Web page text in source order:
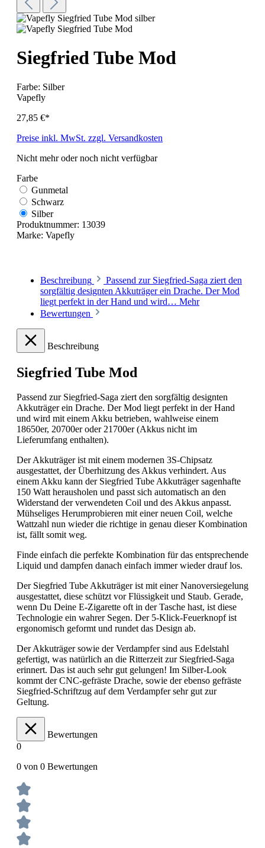
Siegfried Tube Mod
Farbe: Silber
Vapefly
27,85 €*
Preise inkl. MwSt. zzgl. Versandkosten
Nicht mehr oder noch nicht verfügbar
Farbe
Gunmetal
Schwarz
Silber
Produktnummer: 13039
Marke: Vapefly
Beschreibung
Passend zur Siegfried-Saga ziert den
sorgfältig designten Akkuträger ein Drache. Der Mod
liegt perfekt in der Hand und wird… Mehr
Bewertungen
Beschreibung
Siegfried Tube Mod
Passend zur Siegfried-Saga ziert den sorgfältig designten
Akkuträger ein Drache. Der Mod liegt perfekt in der Hand
und wird mit einem Akku betrieben, wahlweise einem
18650er, 20700er oder 21700er (Akkus nicht im
Lieferumfang enthalten).
Der Akkuträger ist mit einem modernen 3S-Chipsatz
ausgestattet, der Überhitzung des Akkus verhindert. Aus
einem Akku kann der Siegfried Tube Akkuträger sagenhafte
150 Watt herausholen und passt sich automatisch an den
Widerstand der verwendeten Coil und des Akkus anpasst.
Mühseliges Herumprobieren mit einer neuen Coil, welche
Wattzahl nun wieder die richtige in genau dieser Kombination
ist, fällt somit weg.
Finde einfach die perfekte Kombination für das entsprechende
Liquid und dampfen danach einfach immer wieder drauf los.
Der Siegfried Tube Akkuträger ist mit einer Nanoversiegelung
ausgestattet, diese schützt vor Flüssigkeit und Staub. Gerade,
wenn Du Deine E-Zigarette oft in der Tasche hast, ist diese
Technologie ein wahrer Segen. Der 5-Klick-Feuerknopf ist
ergonomisch geformt und rundet das Design ab.
Der Akkuträger sowie der Verdampfer sind aus Edelstahl
gefertigt, was natürlich an die Ritterzeit zur Siegfried-Saga
erinnert. Das ist auch sehr gut gelungen! Im Silber-Look
kommt der CNC-gefräste Drache, sowie der ebenso gefräste
Siegfried-Schriftzug auf dem Verdampfer sehr gut zur
Geltung.
Bewertungen
0
0 von 0 Bewertungen